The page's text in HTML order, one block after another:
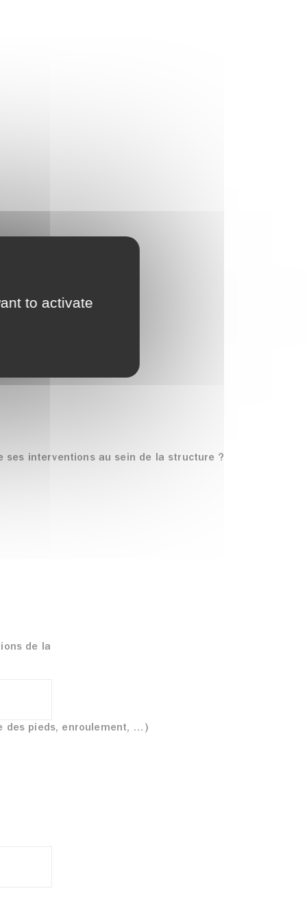
to activate
ses interventions au sein de la structure ?
de la
des pieds, enroulement, …)